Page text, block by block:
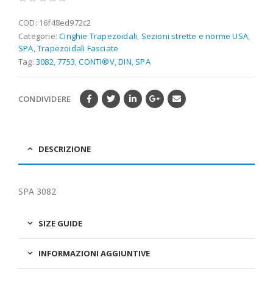
COD: 16f48ed972c2
Categorie:Cinghie Trapezoidali Sezioni strette e norme USA
SPA ,Trapezoidali Fasciate
Tag: 3082 ,7753 ,CONTI®V,DIN SPA
CONDIVIDERE
DESCRIZIONE
SPA 3082
SIZE GUIDE
INFORMAZIONI AGGIUNTIVE